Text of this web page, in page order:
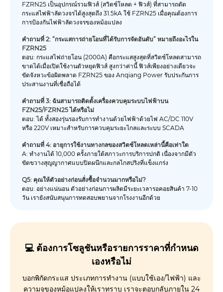
FZRN25 เป็นอุปกรณ์รวมฟิวส์ (สวิตช์โหลด + ฟิวส์) ที่สามารถตัด
กระแสไฟฟ้าลัดวงจรได้สูงสุดถึง 31.5kA ใช้ FZRN25 เมื่อคุณต้องการ
การป้องกันไฟฟ้าลัดวงจรของหม้อแปลง
คำถามที่ 2: “กระแสการถ่ายโอนที่ได้รับการจัดอันดับ” หมายถึงอะไรใน
FZRN25
ตอบ: กระแสไฟถ่ายโอน (2000A) คือกระแสสูงสุดที่สวิตช์โหลดสามารถ
ขาดได้เมื่อเปิดใช้งานตัวหยุดฟิวส์ สูงกว่าค่านี้ ฟิวส์เพียงอย่างเดียวจะ
ขัดจังหวะข้อผิดพลาด FZRN25 ของ Anqiang Power รับประกันการ
ประสานงานที่เชื่อถือได้
คำถามที่ 3: ฉันสามารถติดตั้งเครื่องควบคุมระบบไฟฟ้าบน
FZN25/FZRN25 ได้หรือไม่
ตอบ: ได้ ทั้งสองรุ่นรองรับการทำงานด้วยไฟฟ้าด้วยไฟ AC/DC 110V
หรือ 220V เหมาะสำหรับการควบคุมระยะไกลและระบบ SCADA
คำถามที่ 4: อายุการใช้งานทางกลของสวิตช์โหลดเหล่านี้คือเท่าใด
A: ทำงานได้ 10,000 ครั้งภายใต้สภาวะการบริการปกติ เนื่องจากมีตัว
ขัดขวางสุญญากาศแบบปิดผนึกและกลไกสปริงที่แข็งแกร่ง
Q5: คุณให้ตัวอย่างก่อนสั่งซื้อจำนวนมากหรือไม่?
ตอบ: อย่างแน่นอน ตัวอย่างก่อนการผลิตมีระยะเวลารอคอยสินค้า 7-10
วัน เรายังสนับสนุนการทดสอบพยานจากโรงงานอีกด้วย
💻 ต้องการโซลูชันหรือรายการราคาที่กำหนด
เองหรือไม่
บอกพิกัดกระแส ประเภทการทำงาน (แบบใช้เอง/ไฟฟ้า) และ
ความจุของหม้อแปลงให้เราทราบ เราจะตอบกลับภายใน 24